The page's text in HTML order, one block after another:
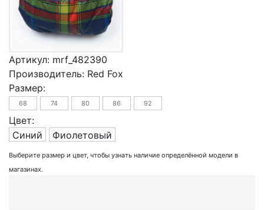
Артикул: mrf_482390
Производитель: Red Fox
Размер:
68 74 80 86 92
Цвет:
Синий
Фиолетовый
Выберите размер и цвет, чтобы узнать наличие определённой модели в
магазинах.